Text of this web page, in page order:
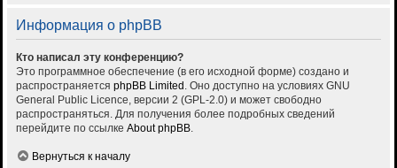
Информация о phpBB
Кто написал эту конференцию?
Это программное обеспечение (в его исходной форме) создано и
распространяется phpBB Limited . Оно доступно на условиях GNU
General Public Licence, версии 2 (GPL-2.0) и может свободно
распространяться. Для получения более подробных сведений
перейдите по ссылке About phpBB.
Вернуться к началу